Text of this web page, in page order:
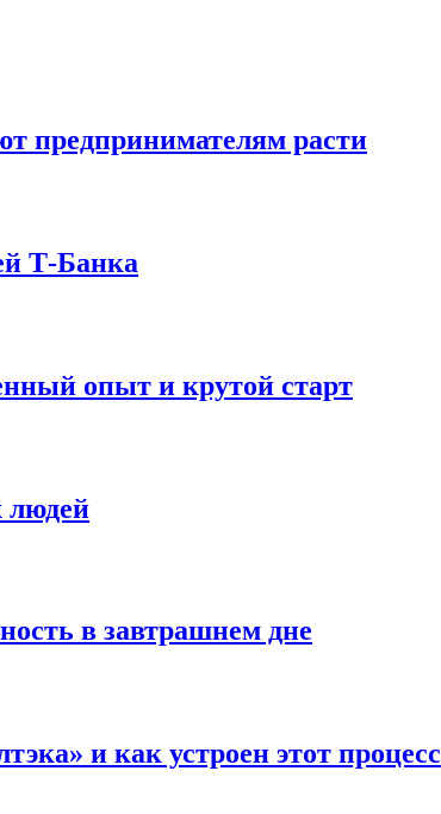
предпринимателям расти
Т-Банка
опыт и крутой старт
людей
в завтрашнем дне
и как устроен этот процесс